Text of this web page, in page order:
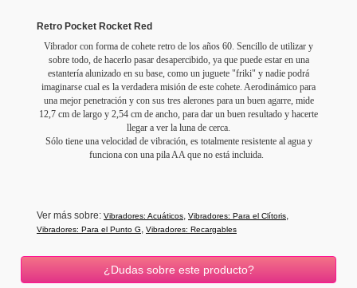
Retro Pocket Rocket Red
Vibrador con forma de cohete retro de los años 60. Sencillo de utilizar y
sobre todo, de hacerlo pasar desapercibido, ya que puede estar en una
estantería alunizado en su base, como un juguete "friki" y nadie podrá
imaginarse cual es la verdadera misión de este cohete. Aerodinámico para
una mejor penetración y con sus tres alerones para un buen agarre, mide
12,7 cm de largo y 2,54 cm de ancho, para dar un buen resultado y hacerte
llegar a ver la luna de cerca.
Sólo tiene una velocidad de vibración, es totalmente resistente al agua y
funciona con una pila AA que no está incluida.
Ver más sobre: Vibradores: Acuáticos, Vibradores: Para el Clítoris,
Vibradores: Para el Punto G, Vibradores: Recargables
¿Dudas sobre este producto?